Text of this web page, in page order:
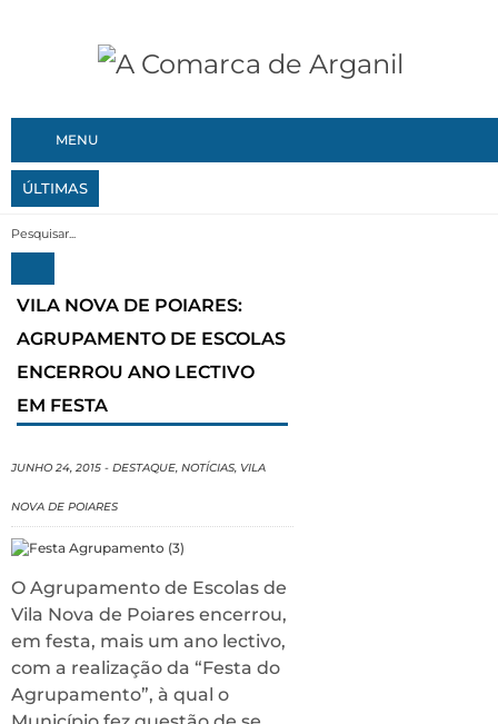
MENU
ÚLTIMAS
VILA NOVA DE POIARES:
AGRUPAMENTO DE ESCOLAS
ENCERROU ANO LECTIVO
EM FESTA
JUNHO 24, 2015 - DESTAQUE, NOTÍCIAS, VILA
NOVA DE POIARES
O Agrupamento de Escolas de
Vila Nova de Poiares encerrou,
em festa, mais um ano lectivo,
com a realização da “Festa do
Agrupamento”, à qual o